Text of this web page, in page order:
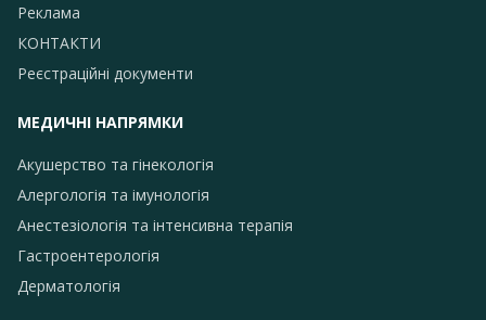
Реклама
КОНТАКТИ
Реєстраційні документи
МЕДИЧНІ НАПРЯМКИ
Акушерство та гінекологія
Алергологія та імунологія
Анестезіологія та інтенсивна терапія
Гастроентерологія
Дерматологія